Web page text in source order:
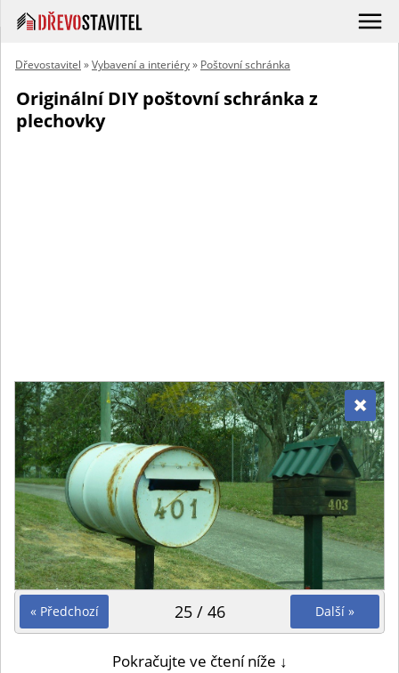
Dřevostavitel »Vybavení a interiéry» Poštovní schránka
Originální DIY poštovní schránka z
plechovky
« Předchozí Další »
25 / 46
Pokračujte ve čtení níže ↓